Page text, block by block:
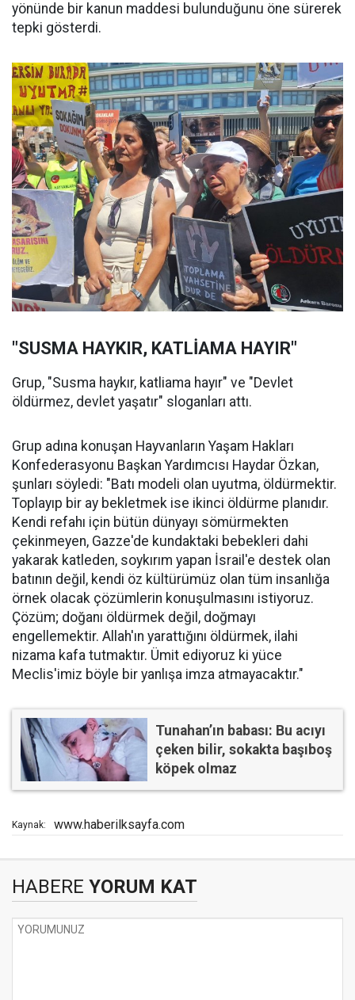
yönünde bir kanun maddesi bulunduğunu öne sürerek
tepki gösterdi.
"SUSMA HAYKIR, KATLİAMA HAYIR"
Grup, "Susma haykır, katliama hayır" ve "Devlet
öldürmez, devlet yaşatır" sloganları attı.
Grup adına konuşan Hayvanların Yaşam Hakları
Konfederasyonu Başkan Yardımcısı Haydar Özkan,
şunları söyledi: "Batı modeli olan uyutma, öldürmektir.
Toplayıp bir ay bekletmek ise ikinci öldürme planıdır.
Kendi refahı için bütün dünyayı sömürmekten
çekinmeyen, Gazze'de kundaktaki bebekleri dahi
yakarak katleden, soykırım yapan İsrail'e destek olan
batının değil, kendi öz kültürümüz olan tüm insanlığa
örnek olacak çözümlerin konuşulmasını istiyoruz.
Çözüm; doğanı öldürmek değil, doğmayı
engellemektir. Allah'ın yarattığını öldürmek, ilahi
nizama kafa tutmaktır. Ümit ediyoruz ki yüce
Meclis'imiz böyle bir yanlışa imza atmayacaktır."
Tunahan’ın babası: Bu acıyı
çeken bilir, sokakta başıboş
köpek olmaz
Kaynak: www.haberilksayfa.com
HABERE YORUM KAT